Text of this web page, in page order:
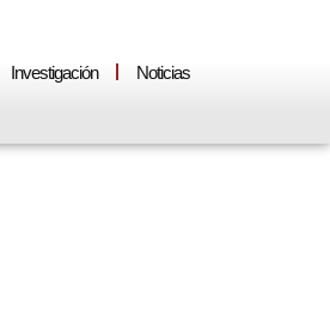
Investigación Noticias